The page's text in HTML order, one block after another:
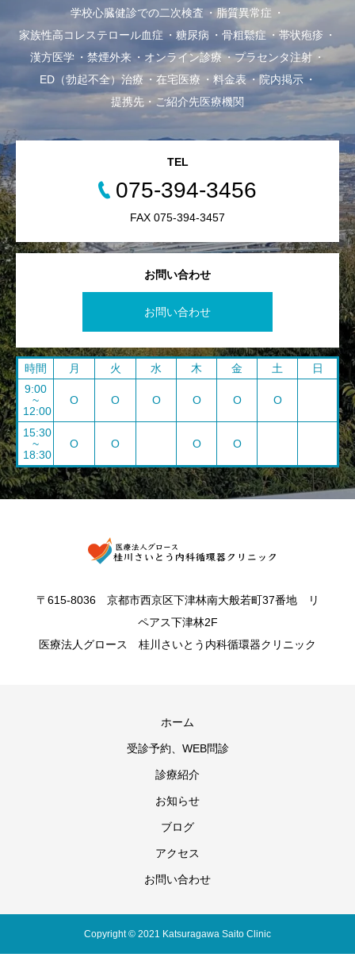
学校心臓健診での二次検査
脂質異常症
家族性高コレステロール血症
糖尿病 骨粗鬆症
帯状疱疹
漢方医学
禁煙外来 オンライン診療
プラセンタ注射
ED（勃起不全）治療
在宅医療 料金表
院内掲示
提携先・ご紹介先医療機関
お問い合わせ
お問い合わせ
TEL
075-394-3456
FAX 075-394-3457
時間 月 火 水 木 金 土
日
9:00
~
12:00
O O O O O O
15:30
~
18:30
O O O O
〒615-8036 京都市西京区下津林南大般若町37番地 リ
ペアス下津林2F
医療法人グロース 桂川さいとう内科循環器クリニック
ホーム
受診予約、WEB問診
診療紹介
お知らせ
ブログ
アクセス
お問い合わせ
Copyright © 2021 Katsuragawa Saito Clinic